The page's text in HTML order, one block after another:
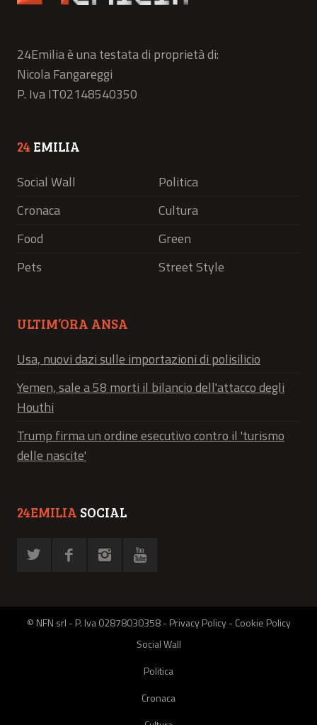
24Emilia è una testata di proprietà di:
Nicola Fangareggi
P. Iva IT02148540350
24 EMILIA
Social Wall
Politica
Cronaca
Cultura
Food
Green
Pets
Street Style
ULTIM’ORA ANSA
Usa, nuovi dazi sulle importazioni di polisilicio
Yemen, sale a 58 morti il bilancio dell'attacco degli
Houthi
Trump firma un ordine esecutivo contro il 'turismo
delle nascite'
24EMILIA SOCIAL
© NFN srl - P. Iva 02878030358 -Privacy Policy-Cookie Policy
Social Wall
Politica
Cronaca